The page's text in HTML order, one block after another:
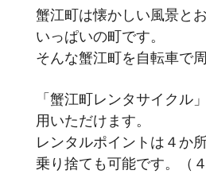
蟹江町は懐かしい風景と
いっぱいの町です。
そんな蟹江町を自転車で
「蟹江町レンタサイクル
用いただけます。
レンタルポイントは４か
乗り捨ても可能です。（